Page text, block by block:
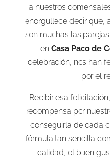
a nuestros
enorgullece decir que,
son muchas las
en Casa Paco de
celebración, nos han
por el
Recibir esa
recompensa por
conseguirla de cada
fórmula tan sencilla
calidad, el buen